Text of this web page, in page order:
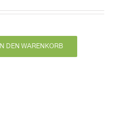
IN DEN WARENKORB